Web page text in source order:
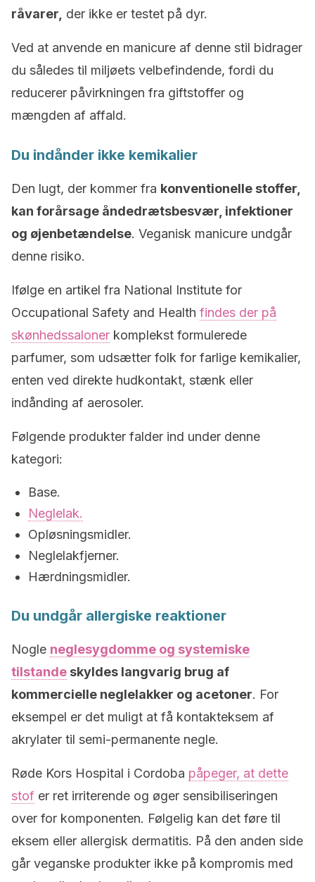
råvarer, der ikke er testet på dyr.
Ved at anvende en manicure af denne stil bidrager
du således til miljøets velbefindende, fordi du
reducerer påvirkningen fra giftstoffer og
mængden af affald.
Du indånder ikke kemikalier
Den lugt, der kommer fra konventionelle stoffer,
kan forårsage åndedrætsbesvær, infektioner
og øjenbetændelse. Veganisk manicure undgår
denne risiko.
Ifølge en artikel fra National Institute for
Occupational Safety and Health findes der på
skønhedssaloner komplekst formulerede
parfumer, som udsætter folk for farlige kemikalier,
enten ved direkte hudkontakt, stænk eller
indånding af aerosoler.
Følgende produkter falder ind under denne
kategori:
Base.
Neglelak.
Opløsningsmidler.
Neglelakfjerner.
Hærdningsmidler.
Du undgår allergiske reaktioner
Nogle neglesygdomme og systemiske
tilstande skyldes langvarig brug af
kommercielle neglelakker og acetoner. For
eksempel er det muligt at få kontakteksem af
akrylater til semi-permanente negle.
Røde Kors Hospital i Cordoba påpeger, at dette
stof er ret irriterende og øger sensibiliseringen
over for komponenten. Følgelig kan det føre til
eksem eller allergisk dermatitis. På den anden side
går veganske produkter ikke på kompromis med